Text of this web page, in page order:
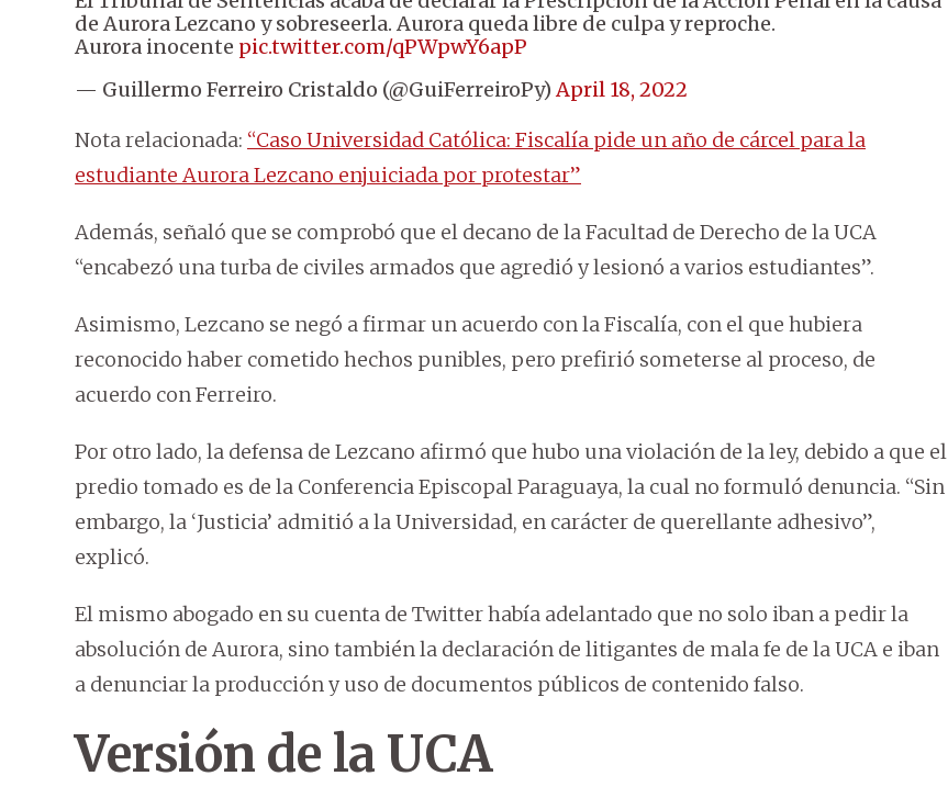
de Aurora Lezcano y sobreseerla. Aurora queda libre de culpa y reproche.
Aurora inocente pic.twitter.com/qPWpwY6apP
— Guillermo Ferreiro Cristaldo (@GuiFerreiroPy)April 18, 2022
Nota relacionada: “Caso Universidad Católica: Fiscalía pide un año de cárcel para la
estudiante Aurora Lezcano enjuiciada por protestar”
Además, señaló que se comprobó que el decano de la Facultad de Derecho de la UCA
“encabezó una turba de civiles armados que agredió y lesionó a varios estudiantes”.
Asimismo, Lezcano se negó a firmar un acuerdo con la Fiscalía, con el que hubiera
reconocido haber cometido hechos punibles, pero prefirió someterse al proceso, de
acuerdo con Ferreiro.
Por otro lado, la defensa de Lezcano afirmó que hubo una violación de la ley, debido a que el
predio tomado es de la Conferencia Episcopal Paraguaya, la cual no formuló denuncia. “Sin
embargo, la ‘Justicia’ admitió a la Universidad, en carácter de querellante adhesivo”,
explicó.
El mismo abogado en su cuenta de Twitter había adelantado que no solo iban a pedir la
absolución de Aurora, sino también la declaración de litigantes de mala fe de la UCA e iban
a denunciar la producción y uso de documentos públicos de contenido falso.
Versión de la UCA